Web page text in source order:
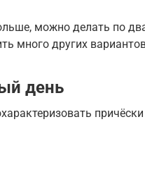
можно делать по
много других
день
причёски